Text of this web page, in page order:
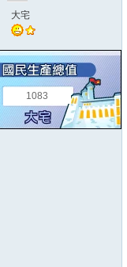
王國
大宅
1083